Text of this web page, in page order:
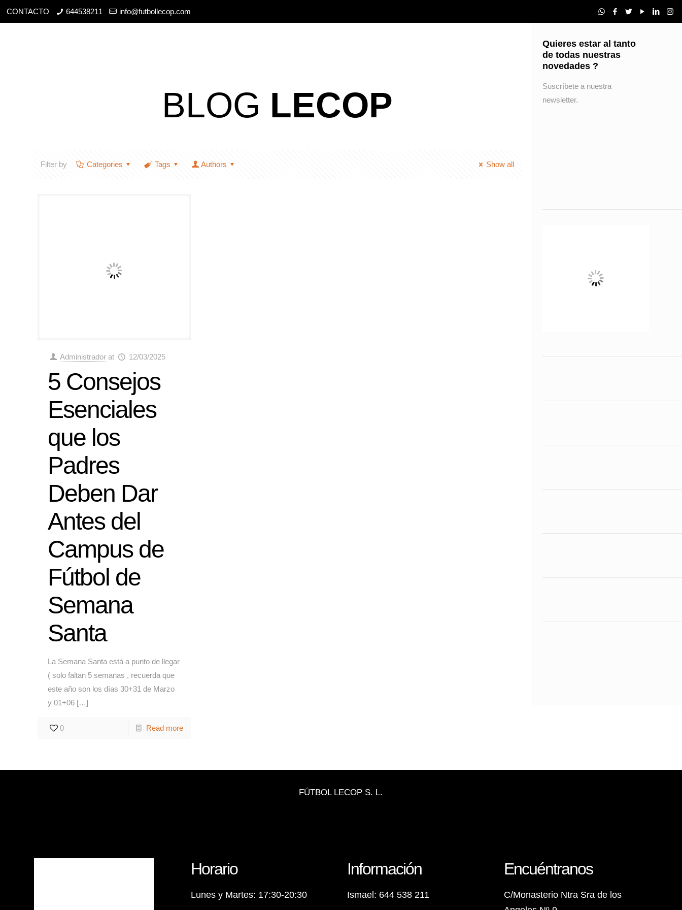
CONTACTO 644538211 info@futbollecop.com
BLOG LECOP
Filter by Categories Tags Authors Show all
Administrador at 12/03/2025
5 Consejos
Esenciales
que los
Padres
Deben Dar
Antes del
Campus de
Fútbol de
Semana
Santa
La Semana Santa está a punto de llegar
( solo faltan 5 semanas , recuerda que
este año son los días 30+31 de Marzo
y 01+06 […]
0 Read more
Quieres estar al tanto
de todas nuestras
novedades ?
Suscríbete a nuestra
newsletter.
FÚTBOL LECOP S. L.
Horario
Lunes y Martes: 17:30-20:30
Información
Ismael: 644 538 211
Encuéntranos
C/Monasterio Ntra Sra de los